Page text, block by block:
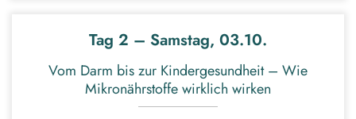
Tag 2 – Samstag, 03.10.
Vom Darm bis zur Kindergesundheit – Wie
Mikronährstoffe wirklich wirken